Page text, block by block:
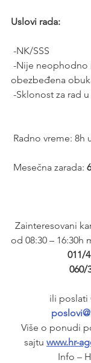
Uslovi rada:
-NK/SSS
obezbeđena
-Sklonost za rad
Radno vreme: 8h
Mesečna zarada:
Zainteresovani
od 08:30 – 16:30h
011/
060/
ili poslati
Više o ponudi
sajtu www.hr-
Info –